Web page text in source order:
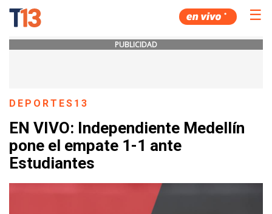
☰
PUBLICIDAD
DEPORTES13
EN VIVO: Independiente Medellín
pone el empate 1-1 ante
Estudiantes